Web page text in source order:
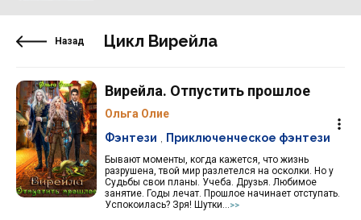
Назад Цикл Вирейла
Вирейла. Отпустить прошлое
Ольга Олие
Бывают моменты, когда кажется, что жизнь
разрушена, твой мир разлетелся на осколки. Но у
Судьбы свои планы. Учеба. Друзья. Любимое
занятие. Годы лечат. Прошлое начинает отступать.
Успокоилась? Зря! Шутки...>>
Фэнтези Приключенческое фэнтези